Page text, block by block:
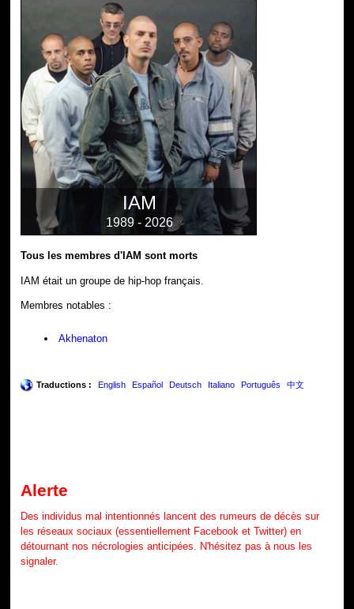
IAM
1989 - 2026
Tous les membres d'IAM sont morts
IAM était un groupe de hip-hop français.
Membres notables :
Akhenaton
Traductions : English Español Deutsch Italiano Português 中文
Alerte
Des individus mal intentionnés lancent des rumeurs de décès sur
les réseaux sociaux (essentiellement Facebook et Twitter) en
détournant nos nécrologies anticipées. N'hésitez pas à nous les
signaler.